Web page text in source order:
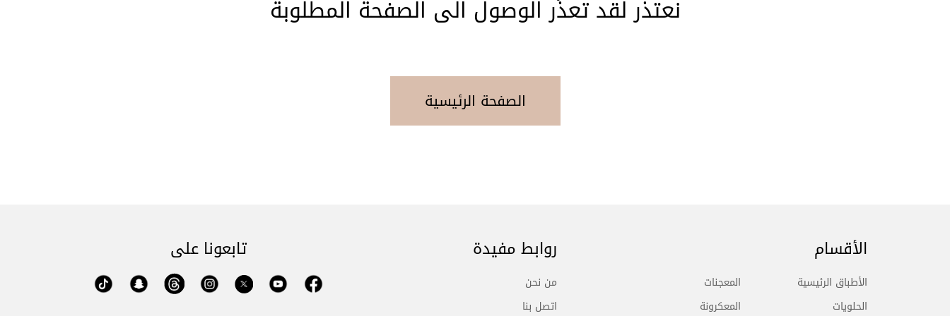
نعتذر لقد تعذّر الوصول الى الصفحة المطلوبة
الصفحة الرئيسية
الأقسام
الأطباق الرئيسية
الحلويات
المعجنات
المعكرونة
روابط مفيدة
من نحن
اتصل بنا
تابعونا على